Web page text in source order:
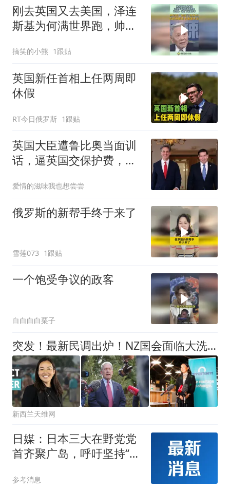
刚去英国又去美国，泽连
斯基为何满世界跑，帅化
搞笑的小熊 1跟贴
英国新任首相上任两周即
休假
RT今日俄罗斯 1跟贴
英国大臣遭鲁比奥当面训
话，逼英国交保护费，不
爱情的滋味我也想尝尝
俄罗斯的新帮手终于来了
雪莲073 1跟贴
一个饱受争议的政客
白白白白栗子
突发！最新民调出炉！NZ国会面临大洗牌！华裔领导的“黑马”突出重围！工党大跌！毛利党溃败！国家党提“大胆政策”
新西兰天维网
日媒：日本三大在野党党
首齐聚广岛，呼吁坚持“无
参考消息